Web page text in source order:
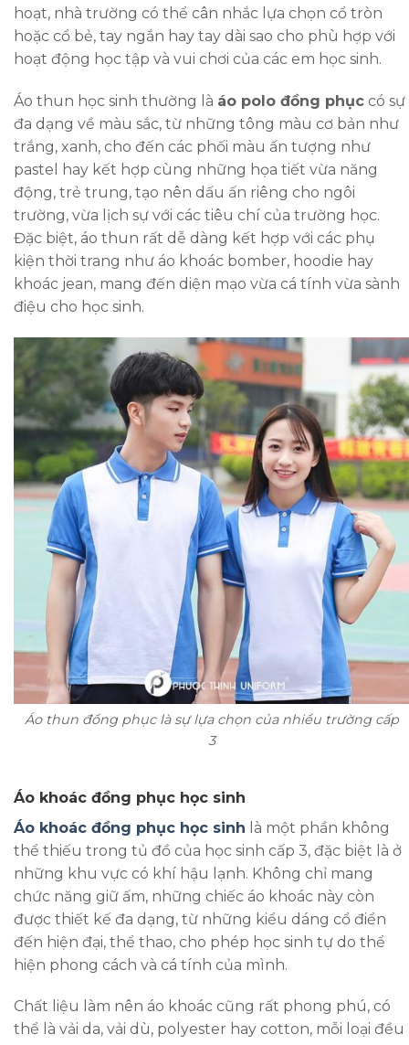
hoạt, nhà trường có thể cân nhắc lựa chọn cổ tròn
hoặc cổ bẻ, tay ngắn hay tay dài sao cho phù hợp với
hoạt động học tập và vui chơi của các em học sinh.
Áo thun học sinh thường là áo polo đồng phục có sự
đa dạng về màu sắc, từ những tông màu cơ bản như
trắng, xanh, cho đến các phối màu ấn tượng như
pastel hay kết hợp cùng những họa tiết vừa năng
động, trẻ trung, tạo nên dấu ấn riêng cho ngôi
trường, vừa lịch sự với các tiêu chí của trường học.
Đặc biệt, áo thun rất dễ dàng kết hợp với các phụ
kiện thời trang như áo khoác bomber, hoodie hay
khoác jean, mang đến diện mạo vừa cá tính vừa sành
điệu cho học sinh.
Áo thun đồng phục là sự lựa chọn của nhiều trường cấp
3
Áo khoác đồng phục học sinh
Áo khoác đồng phục học sinh là một phần không
thể thiếu trong tủ đồ của học sinh cấp 3, đặc biệt là ở
những khu vực có khí hậu lạnh. Không chỉ mang
chức năng giữ ấm, những chiếc áo khoác này còn
được thiết kế đa dạng, từ những kiểu dáng cổ điển
đến hiện đại, thể thao, cho phép học sinh tự do thể
hiện phong cách và cá tính của mình.
Chất liệu làm nên áo khoác cũng rất phong phú, có
thể là vải da, vải dù, polyester hay cotton, mỗi loại đều